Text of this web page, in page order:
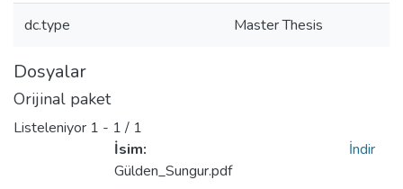
dc.type Master Thesis
Dosyalar
Orijinal paket
Listeleniyor 1 - 1 / 1
İsim:
Gülden_Sungur.pdf
İndir